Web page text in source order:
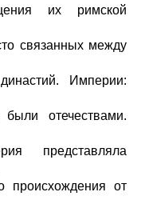
их римской
связанных между
Империи:
отечествами.
представляла
происхождения от